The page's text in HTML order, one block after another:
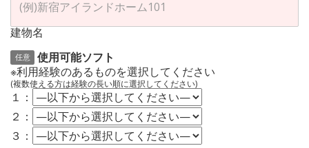
建物名
任意
使用可能ソフト
※利用経験のあるものを選択してください
(複数使える方は経験の長い順に選択してください)
１：
２：
３：